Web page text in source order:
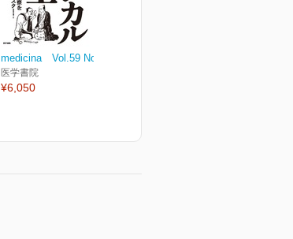
medicina Vol.59 No.4
医学書院
¥6,050